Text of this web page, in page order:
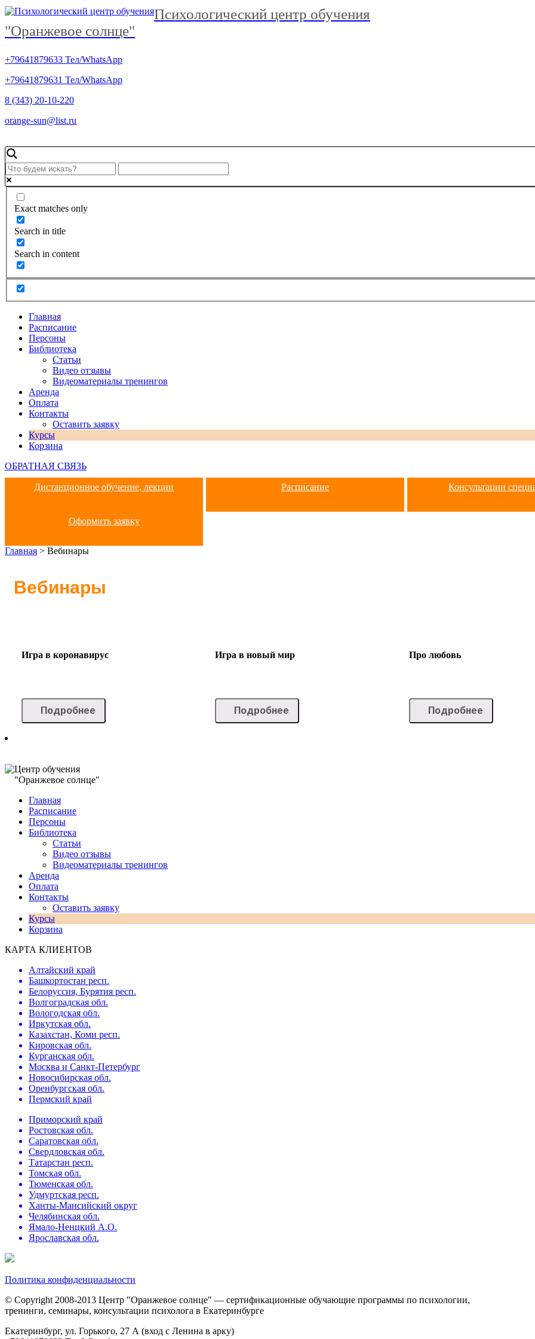
Психологический центр обучения
"Оранжевое солнце"
+79641879633 Тел/WhatsApp
+79641879631 Тел/WhatsApp
8 (343) 20-10-220
orange-sun@list.ru
Exact matches only
Search in title
Search in content
Главная
Расписание
Персоны
Библиотека
Статьи
Видео отзывы
Видеоматериалы тренингов
Аренда
Оплата
Контакты
Оставить заявку
Курсы
Корзина
ОБРАТНАЯ СВЯЗЬ
Дистанционное обучение, лекции Расписание Консультации
Оформить заявку
Главная > Вебинары
Вебинары
Игра в коронавирус
Подробнее
Игра в новый мир
Подробнее
Про любовь
Подробнее
Центр обучения
"Оранжевое солнце"
Главная
Расписание
Персоны
Библиотека
Статьи
Видео отзывы
Видеоматериалы тренингов
Аренда
Оплата
Контакты
Оставить заявку
Курсы
Корзина
КАРТА КЛИЕНТОВ
Алтайский край
Башкортостан респ.
Белорусcия, Бурятия респ.
Волгоградская обл.
Вологодская обл.
Иркутская обл.
Казахстан, Коми респ.
Кировская обл.
Курганская обл.
Москва и Санкт-Петербург
Новосибирская обл.
Оренбургская обл.
Пермский край
Приморский край
Ростовская обл.
Саратовская обл.
Свердловская обл.
Татарстан респ.
Томская обл.
Тюменская обл.
Удмуртская респ.
Ханты-Мансийский округ
Челябинская обл.
Ямало-Ненцкий А.О.
Ярославская обл.
Политика конфиденциальности
© Copyright 2008-2013 Центр "Оранжевое солнце" — сертификационные обучающие программы по психологии,
тренинги, семинары, консультации психолога в Екатеринбурге
Екатеринбург, ул. Горького, 27 А (вход с Ленина в арку)